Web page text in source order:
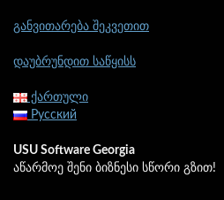
განვითარება შეკვეთით
დაუბრუნდით საწყისს
ქართული
Русский
USU Software Georgia
აწარმოე შენი ბიზნესი სწორი გზით!